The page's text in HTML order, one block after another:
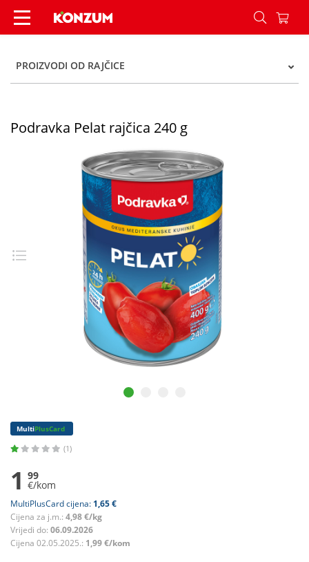
Podravka Pelat rajčica 240 g - Konzum
PROIZVODI OD RAJČICE
Podravka Pelat rajčica 240 g
MultiPlusCard
(1)
1 99
€/kom
MultiPlusCard cijena: 1,65 €
Cijena za j.m.: 4,98 €/kg
Vrijedi do: 06.09.2026
Cijena 02.05.2025.: 1,99 €/kom